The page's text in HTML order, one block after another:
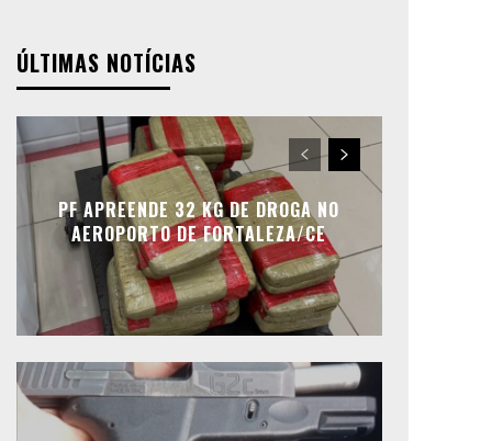
ÚLTIMAS NOTÍCIAS
PF APREENDE 32 KG DE DROGA NO
AEROPORTO DE FORTALEZA/CE